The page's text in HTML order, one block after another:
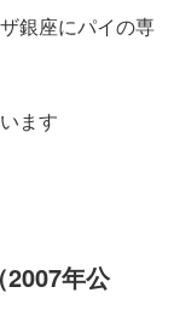
銀座にパイの専
ます
年公